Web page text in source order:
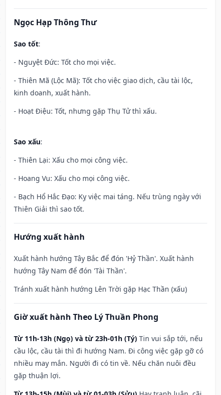
Ngọc Hạp Thông Thư
Sao tốt:
- Nguyệt Đức: Tốt cho mọi việc.
- Thiên Mã (Lộc Mã): Tốt cho việc giao dịch, cầu tài lộc,
kinh doanh, xuất hành.
- Hoạt Điệu: Tốt, nhưng gặp Thụ Tử thì xấu.
Sao xấu:
- Thiên Lại: Xấu cho mọi công việc.
- Hoang Vu: Xấu cho mọi công việc.
- Bạch Hổ Hắc Đạo: Kỵ việc mai táng. Nếu trùng ngày với
Thiên Giải thì sao tốt.
Hướng xuất hành
Xuất hành hướng Tây Bắc để đón 'Hỷ Thần'. Xuất hành
hướng Tây Nam để đón 'Tài Thần'.
Tránh xuất hành hướng Lên Trời gặp Hạc Thần (xấu)
Giờ xuất hành Theo Lý Thuần Phong
Từ 11h-13h (Ngọ) và từ 23h-01h (Tý) Tin vui sắp tới, nếu
cầu lộc, cầu tài thì đi hướng Nam. Đi công việc gặp gỡ có
nhiều may mắn. Người đi có tin về. Nếu chăn nuôi đều
gặp thuận lợi.